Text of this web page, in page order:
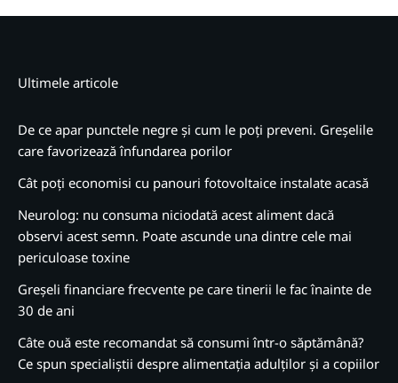
Ultimele articole
De ce apar punctele negre și cum le poți preveni. Greșelile
care favorizează înfundarea porilor
Cât poți economisi cu panouri fotovoltaice instalate acasă
Neurolog: nu consuma niciodată acest aliment dacă
observi acest semn. Poate ascunde una dintre cele mai
periculoase toxine
Greșeli financiare frecvente pe care tinerii le fac înainte de
30 de ani
Câte ouă este recomandat să consumi într-o săptămână?
Ce spun specialiștii despre alimentația adulților și a copiilor